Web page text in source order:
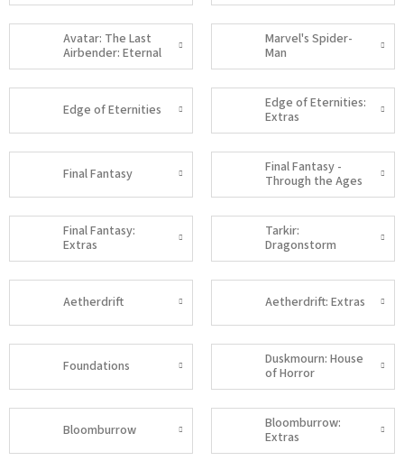
Avatar: The Last
Airbender: Eternal
Marvel's Spider-
Man
Edge of Eternities
Edge of Eternities:
Extras
Final Fantasy
Final Fantasy -
Through the Ages
Final Fantasy:
Extras
Tarkir:
Dragonstorm
Aetherdrift Aetherdrift: Extras
Foundations
Duskmourn: House
of Horror
Bloomburrow
Bloomburrow:
Extras